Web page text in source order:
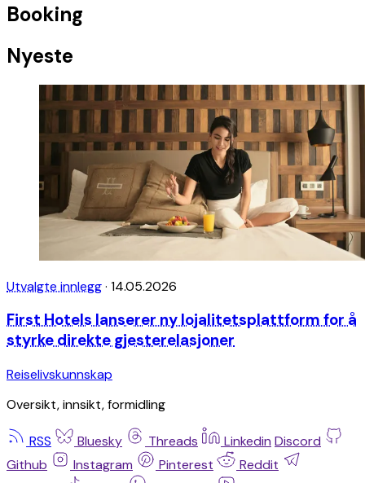
Booking
Nyeste
Utvalgte innlegg· 14.05.2026
First Hotels lanserer ny lojalitetsplattform for å
styrke direkte gjesterelasjoner
Reiselivskunnskap
Oversikt, innsikt, formidling
RSS Bluesky Threads Linkedin Discord
Github
Instagram Pinterest
Reddit